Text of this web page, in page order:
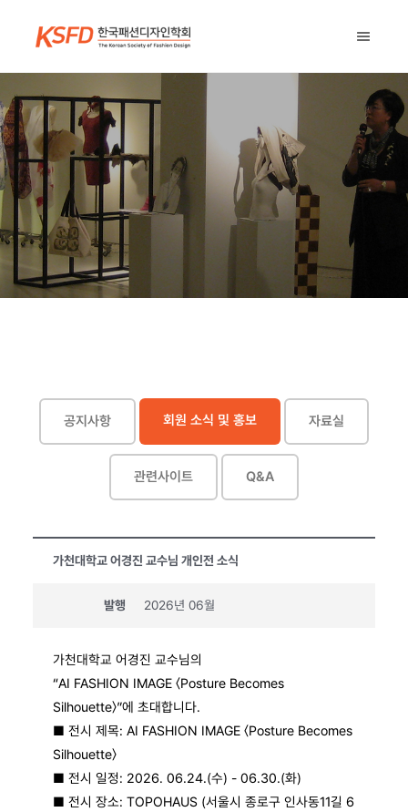
공지사항 회원 소식 및 홍보 자료실
관련사이트 Q&A
가천대학교 어경진 교수님 개인전 소식
발행 2026년 06월
가천대학교 어경진 교수님의
“AI FASHION IMAGE 〈Posture Becomes
Silhouette〉”에 초대합니다.
■ 전시 제목: AI FASHION IMAGE 〈Posture Becomes
Silhouette〉
■ 전시 일정: 2026. 06.24.(수) - 06.30.(화)
■ 전시 장소: TOPOHAUS (서울시 종로구 인사동11길 6